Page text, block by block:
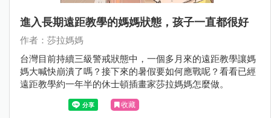
進入長期遠距教學的媽媽狀態，孩子一直都很好
作者：莎拉媽媽
台灣目前持續三級警戒狀態中，一個多月來的遠距教學讓媽
媽大喊快崩潰了嗎？接下來的暑假要如何應戰呢？看看已經
遠距教學約一年半的休士頓插畫家莎拉媽媽怎麼做。
收藏